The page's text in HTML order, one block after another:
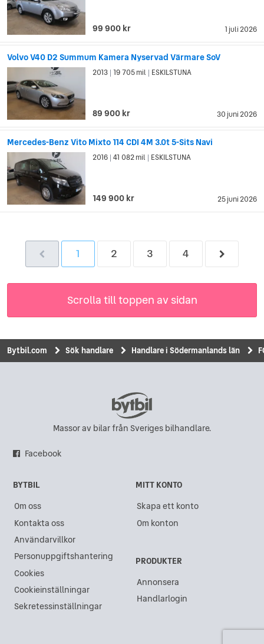
1 juli 2026
99 900 kr
Volvo V40 D2 Summum Kamera Nyservad Värmare SoV
30 juni 2026
2013 19 705 mil ESKILSTUNA
89 900 kr
Mercedes-Benz Vito Mixto 114 CDI 4M 3.0t 5-Sits Navi
25 juni 2026
2016 41 082 mil ESKILSTUNA
149 900 kr
1 2 3 4
Scrolla till toppen av sidan
Bytbil.com Sök handlare Handlare i Södermanlands län
Massor av bilar från Sveriges bilhandlare.
Facebook
BYTBIL
Om oss
Kontakta oss
Användarvillkor
Personuppgiftshantering
Cookies
Cookieinställningar
Sekretessinställningar
MITT KONTO
Skapa ett konto
Om konton
PRODUKTER
Annonsera
Handlarlogin